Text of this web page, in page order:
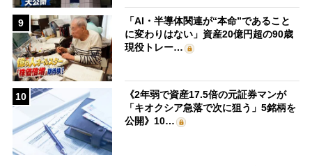
9
「AI・半導体関連が“本命”であること
に変わりはない」資産20億円超の90歳
現役トレー…
10
《2年弱で資産17.5倍の元証券マンが
「キオクシア急落で次に狙う」5銘柄を
公開》10…